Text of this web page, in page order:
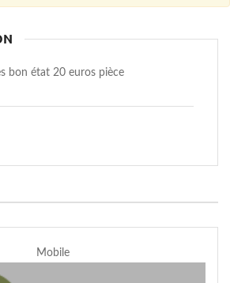
bon état 20 euros pièce
Mobile